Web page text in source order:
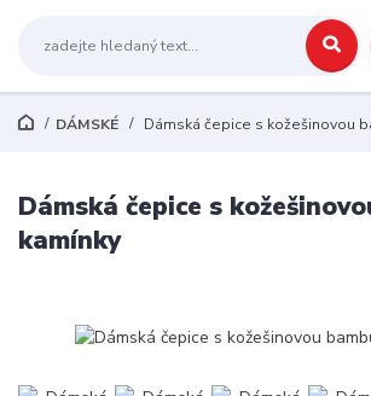
DÁMSKÉ Dámská čepice s kožešinovou
Dámská čepice s
kamínky